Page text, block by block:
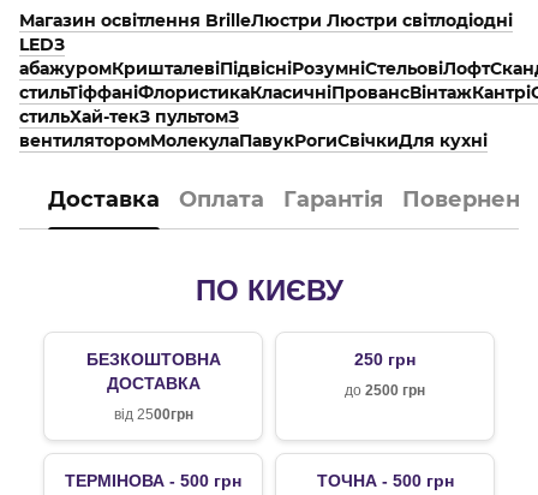
Магазин освітлення BrilleЛюстри Люстри світлодіодні
LEDЗ
абажуромКришталевіПідвісніРозумніСтельовіЛофт
стильТіффаніФлористикаКласичніПровансВінтажКантрі
стильХай-текЗ пультомЗ
вентиляторомМолекулаПавукРогиСвічкиДля кухні
Доставка Оплата Гарантія
ПО КИЄВУ
БЕЗКОШТОВНА
ДОСТАВКА
від 2500грн
250 грн
до 2500 грн
ТЕРМІНОВА - 500 грн ТОЧНА - 500 грн